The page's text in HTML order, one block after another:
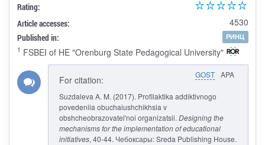
Rating:
Article accesses:
4530
Published in:
РИНЦ
1 FSBEI of HE "Orenburg State Pedagogical University"
GOST APA
For citation:
Suzdaleva A. M. (2017). Profilaktika addiktivnogo
povedeniia obuchaiushchikhsia v
obshcheobrazovatel'noi organizatsii. Designing the
mechanisms for the implementation of educational
initiatives, 40-44. Чебоксары: Sreda Publishing House.